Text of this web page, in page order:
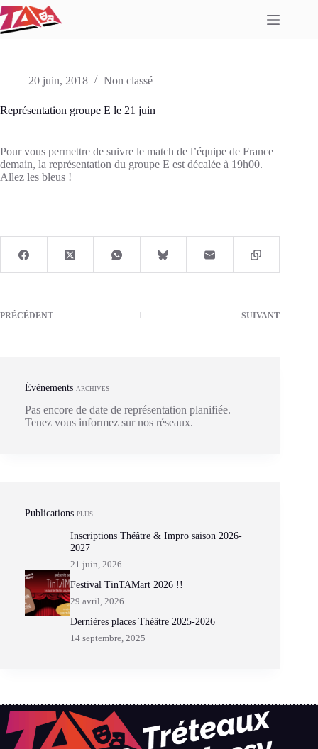
Passer
au
contenu
20 juin, 2018 Non classé
Représentation groupe E le 21 juin
Pour vous permettre de suivre le match de l’équipe de France
demain, la représentation du groupe E est décalée à 19h00.
Allez les bleus !
PRÉCÉDENT SUIVANT
Évènements ARCHIVES
Pas encore de date de représentation planifiée.
Tenez vous informez sur nos réseaux.
Publications PLUS
Inscriptions Théâtre & Impro saison 2026-
2027
21 juin, 2026
Festival TinTAMart 2026 !!
29 avril, 2026
Dernières places Théâtre 2025-2026
14 septembre, 2025